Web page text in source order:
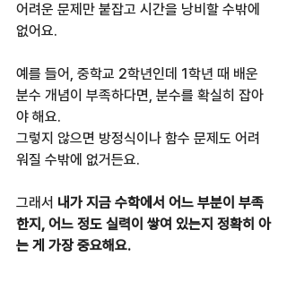
어려운 문제만 붙잡고 시간을 낭비할 수밖에
없어요.
예를 들어, 중학교 2학년인데 1학년 때 배운
분수 개념이 부족하다면, 분수를 확실히 잡아
야 해요.
그렇지 않으면 방정식이나 함수 문제도 어려
워질 수밖에 없거든요.
그래서 내가 지금 수학에서 어느 부분이 부족
한지, 어느 정도 실력이 쌓여 있는지 정확히 아
는 게 가장 중요해요.